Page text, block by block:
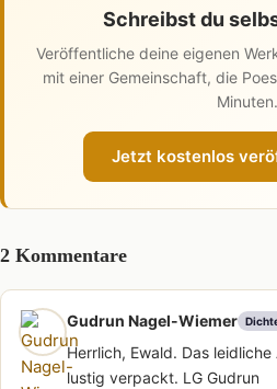
Schreibst du
Veröffentliche deine eigenen
mit einer Gemeinschaft, die
Minuten.
Jetzt kostenlos
2 Kommentare
Gudrun Nagel-Wiemer
Herrlich, Ewald. Das
lustig verpackt. LG Gudrun